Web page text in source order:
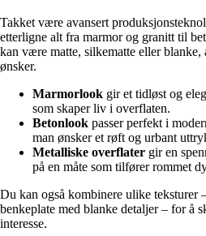
Takket være avansert
etterligne alt fra marmor og granitt til
kan være matte, silkematte eller
ønsker.
Marmorlook gir et tidløst og
som skaper liv i overflaten.
Betonlook passer perfekt i
man ønsker et røft og urbant
Metalliske overflater gir en
på en måte som tilfører rommet
Du kan også kombinere ulike teksturer
benkeplate med blanke detaljer – for å
interesse.